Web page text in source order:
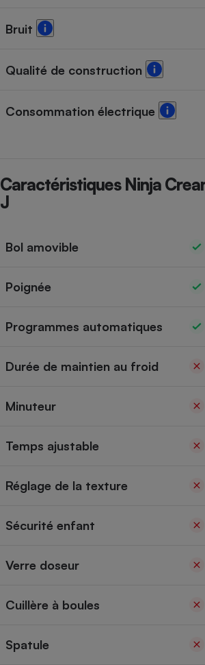
Bruit
Qualité de construction
Consommation électrique
Caractéristiques Ninja
J
Bol amovible
Poignée
Programmes automatiques
Durée de maintien au froid
Minuteur
Temps ajustable
Réglage de la texture
Sécurité enfant
Verre doseur
Cuillère à boules
Spatule